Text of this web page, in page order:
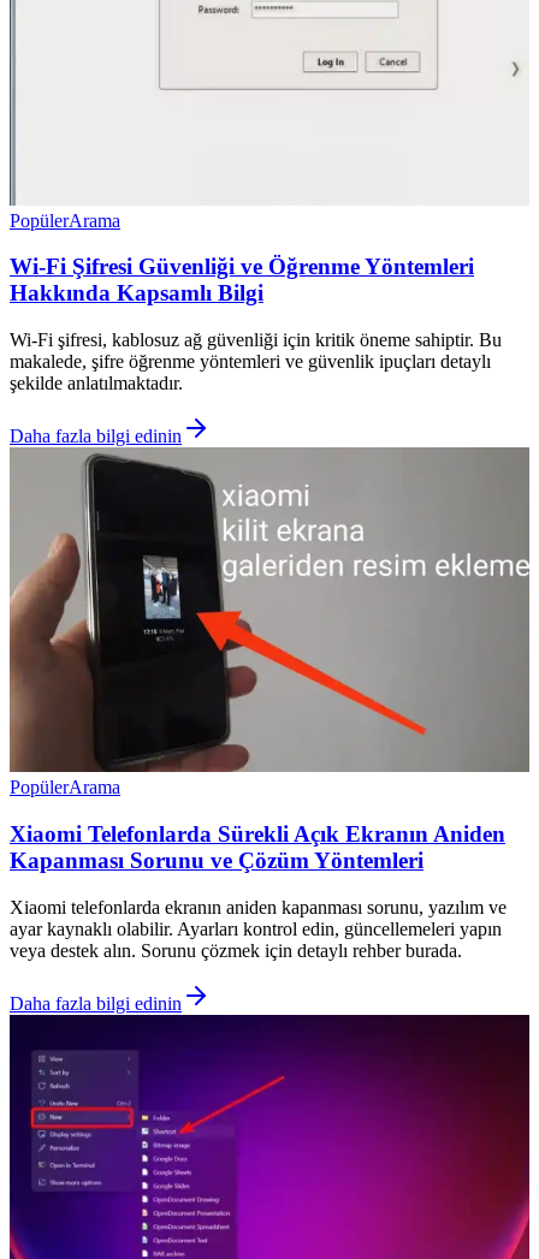
PopülerArama
Wi-Fi Şifresi Güvenliği ve Öğrenme Yöntemleri
Hakkında Kapsamlı Bilgi
Wi-Fi şifresi, kablosuz ağ güvenliği için kritik öneme sahiptir. Bu
makalede, şifre öğrenme yöntemleri ve güvenlik ipuçları detaylı
şekilde anlatılmaktadır.
Daha fazla bilgi edinin
PopülerArama
Xiaomi Telefonlarda Sürekli Açık Ekranın Aniden
Kapanması Sorunu ve Çözüm Yöntemleri
Xiaomi telefonlarda ekranın aniden kapanması sorunu, yazılım ve
ayar kaynaklı olabilir. Ayarları kontrol edin, güncellemeleri yapın
veya destek alın. Sorunu çözmek için detaylı rehber burada.
Daha fazla bilgi edinin